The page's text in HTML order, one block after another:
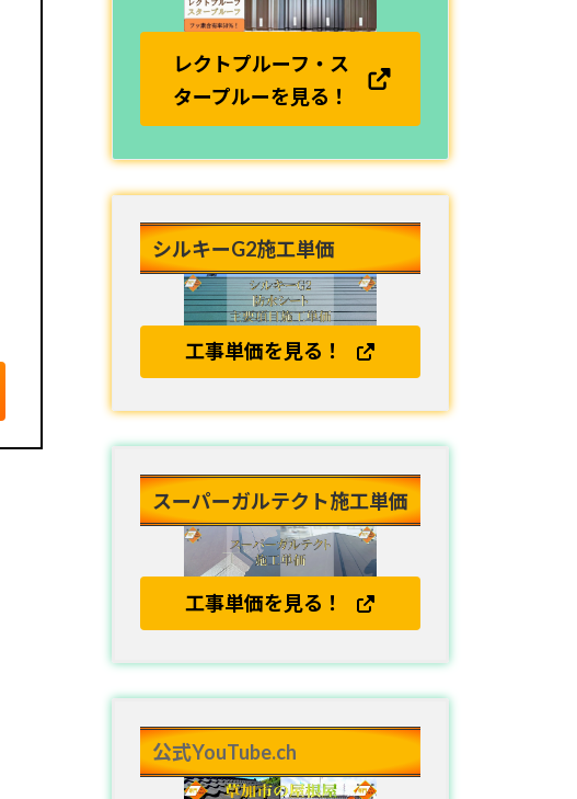
レクトプルーフ・ス
タープルーを見る！
シルキーG2施工単価
工事単価を見る！
スーパーガルテクト施工単価
工事単価を見る！
公式YouTube.ch